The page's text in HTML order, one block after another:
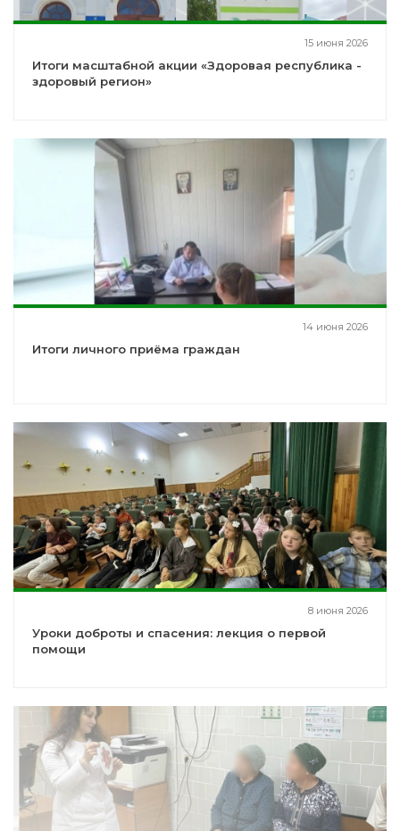
15 июня 2026
Итоги масштабной акции «Здоровая республика -
здоровый регион»
14 июня 2026
Итоги личного приёма граждан
8 июня 2026
Уроки доброты и спасения: лекция о первой
помощи